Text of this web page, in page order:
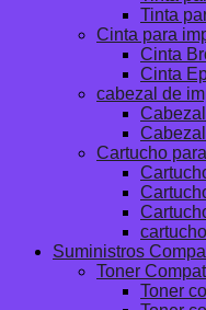
Tinta
Cinta para
Cinta
Cinta
cabezal de
Cartucho
Suministros
Toner
Toner